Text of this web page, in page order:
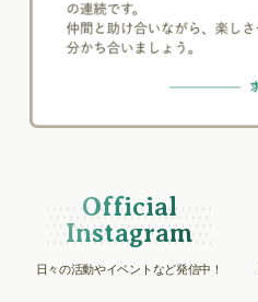
Official
Instagram
日々の活動やイベントなど発信中！